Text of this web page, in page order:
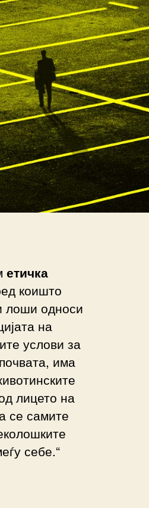
етичка
коишто
лоши односи
на
услови за
има
лицето на
се самите
себе.“